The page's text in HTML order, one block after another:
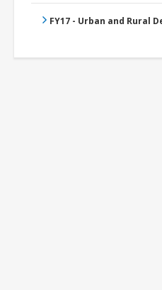
FY17 - Urban and Rural